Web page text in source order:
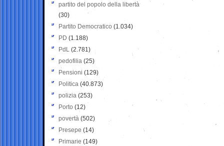
partito del popolo della libertà
(30)
Partito Democratico (1.034)
PD (1.188)
PdL (2.781)
pedofilia (25)
Pensioni (129)
Politica (40.873)
polizia (253)
Porto (12)
povertà (502)
Presepe (14)
Primarie (149)